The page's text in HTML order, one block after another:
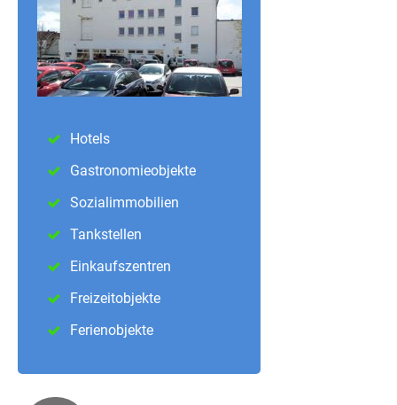
Hotels
Gastronomieobjekte
Sozialimmobilien
Tankstellen
Einkaufszentren
Freizeitobjekte
Ferienobjekte